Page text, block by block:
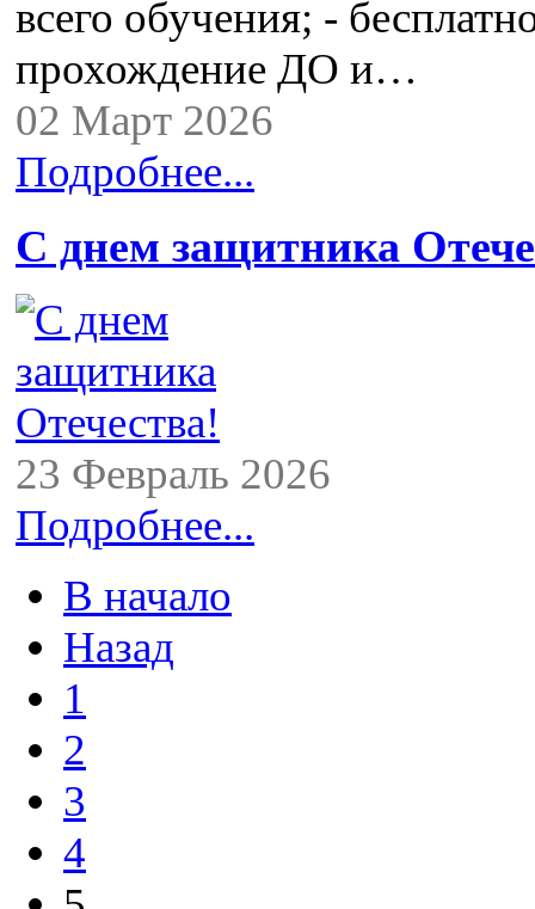
всего обучения; -
прохождение ДО и…
02 Март 2026
Подробнее...
С днем защитника
23 Февраль 2026
Подробнее...
В начало
Назад
1
2
3
4